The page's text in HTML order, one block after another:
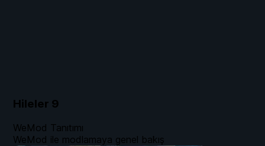
Hileler 9
WeMod Tanıtımı
WeMod ile modlamaya genel bakış